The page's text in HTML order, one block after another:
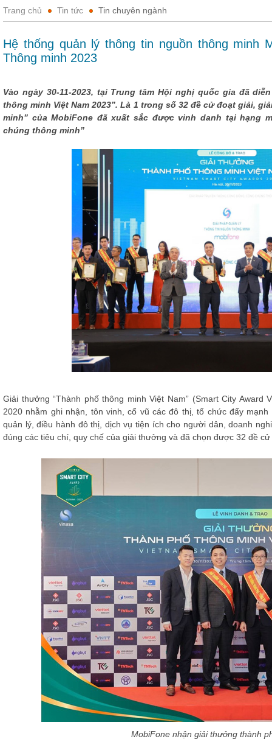
Trang chủ Tin tức Tin chuyên ngành
Hệ thống quản lý thông tin nguồn thông minh
Thông minh 2023
Vào ngày 30-11-2023, tại Trung tâm Hội nghị quốc gia đã
thông minh Việt Nam 2023”. Là 1 trong số 32 đề cử đoạt giải,
minh” của MobiFone đã xuất sắc được vinh danh tại hạng
chúng thông minh”
Giải thưởng “Thành phố thông minh Việt Nam” (Smart City
2020 nhằm ghi nhận, tôn vinh, cổ vũ các đô thị, tổ chức đẩy
quản lý, điều hành đô thị, dịch vụ tiện ích cho người dân, doanh
đúng các tiêu chí, quy chế của giải thưởng và đã chọn được 32 đề
MobiFone nhận giải thưởng thành